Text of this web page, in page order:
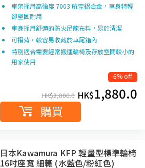
車架採用高強度 7003 航空鋁合金，車身特輕
卻堅固耐用
車身採用舒適的防火尼龍布料，易於清潔
可摺背，較容易收藏於車尾箱內
特別適合需要經常搬運輪椅及存放空間較小的
用家使用
6% off
HK$2,000.0 HK$1,880.0
購買
日本Kawamura KFP 輕量型標準輪椅
16吋座寬 細轆 (水藍色/粉紅色)